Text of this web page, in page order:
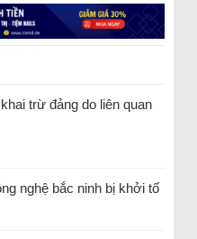
trừ đảng do liên quan
nghệ bắc ninh bị khởi tố